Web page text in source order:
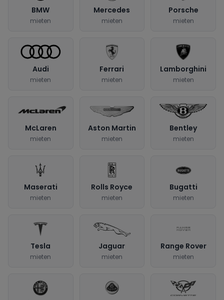
BMW
mieten
Mercedes
mieten
Porsche
mieten
Audi
mieten
Ferrari
mieten
Lamborghini
mieten
McLaren
mieten
Aston Martin
mieten
Bentley
mieten
Maserati
mieten
Rolls Royce
mieten
Bugatti
mieten
Tesla
mieten
Jaguar
mieten
Range Rover
mieten